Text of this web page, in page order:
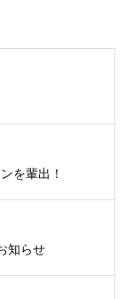
を輩出！
知らせ